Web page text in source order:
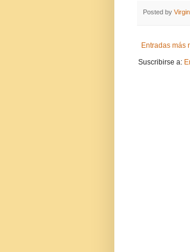
Posted by
Entradas más
Suscribirse a: